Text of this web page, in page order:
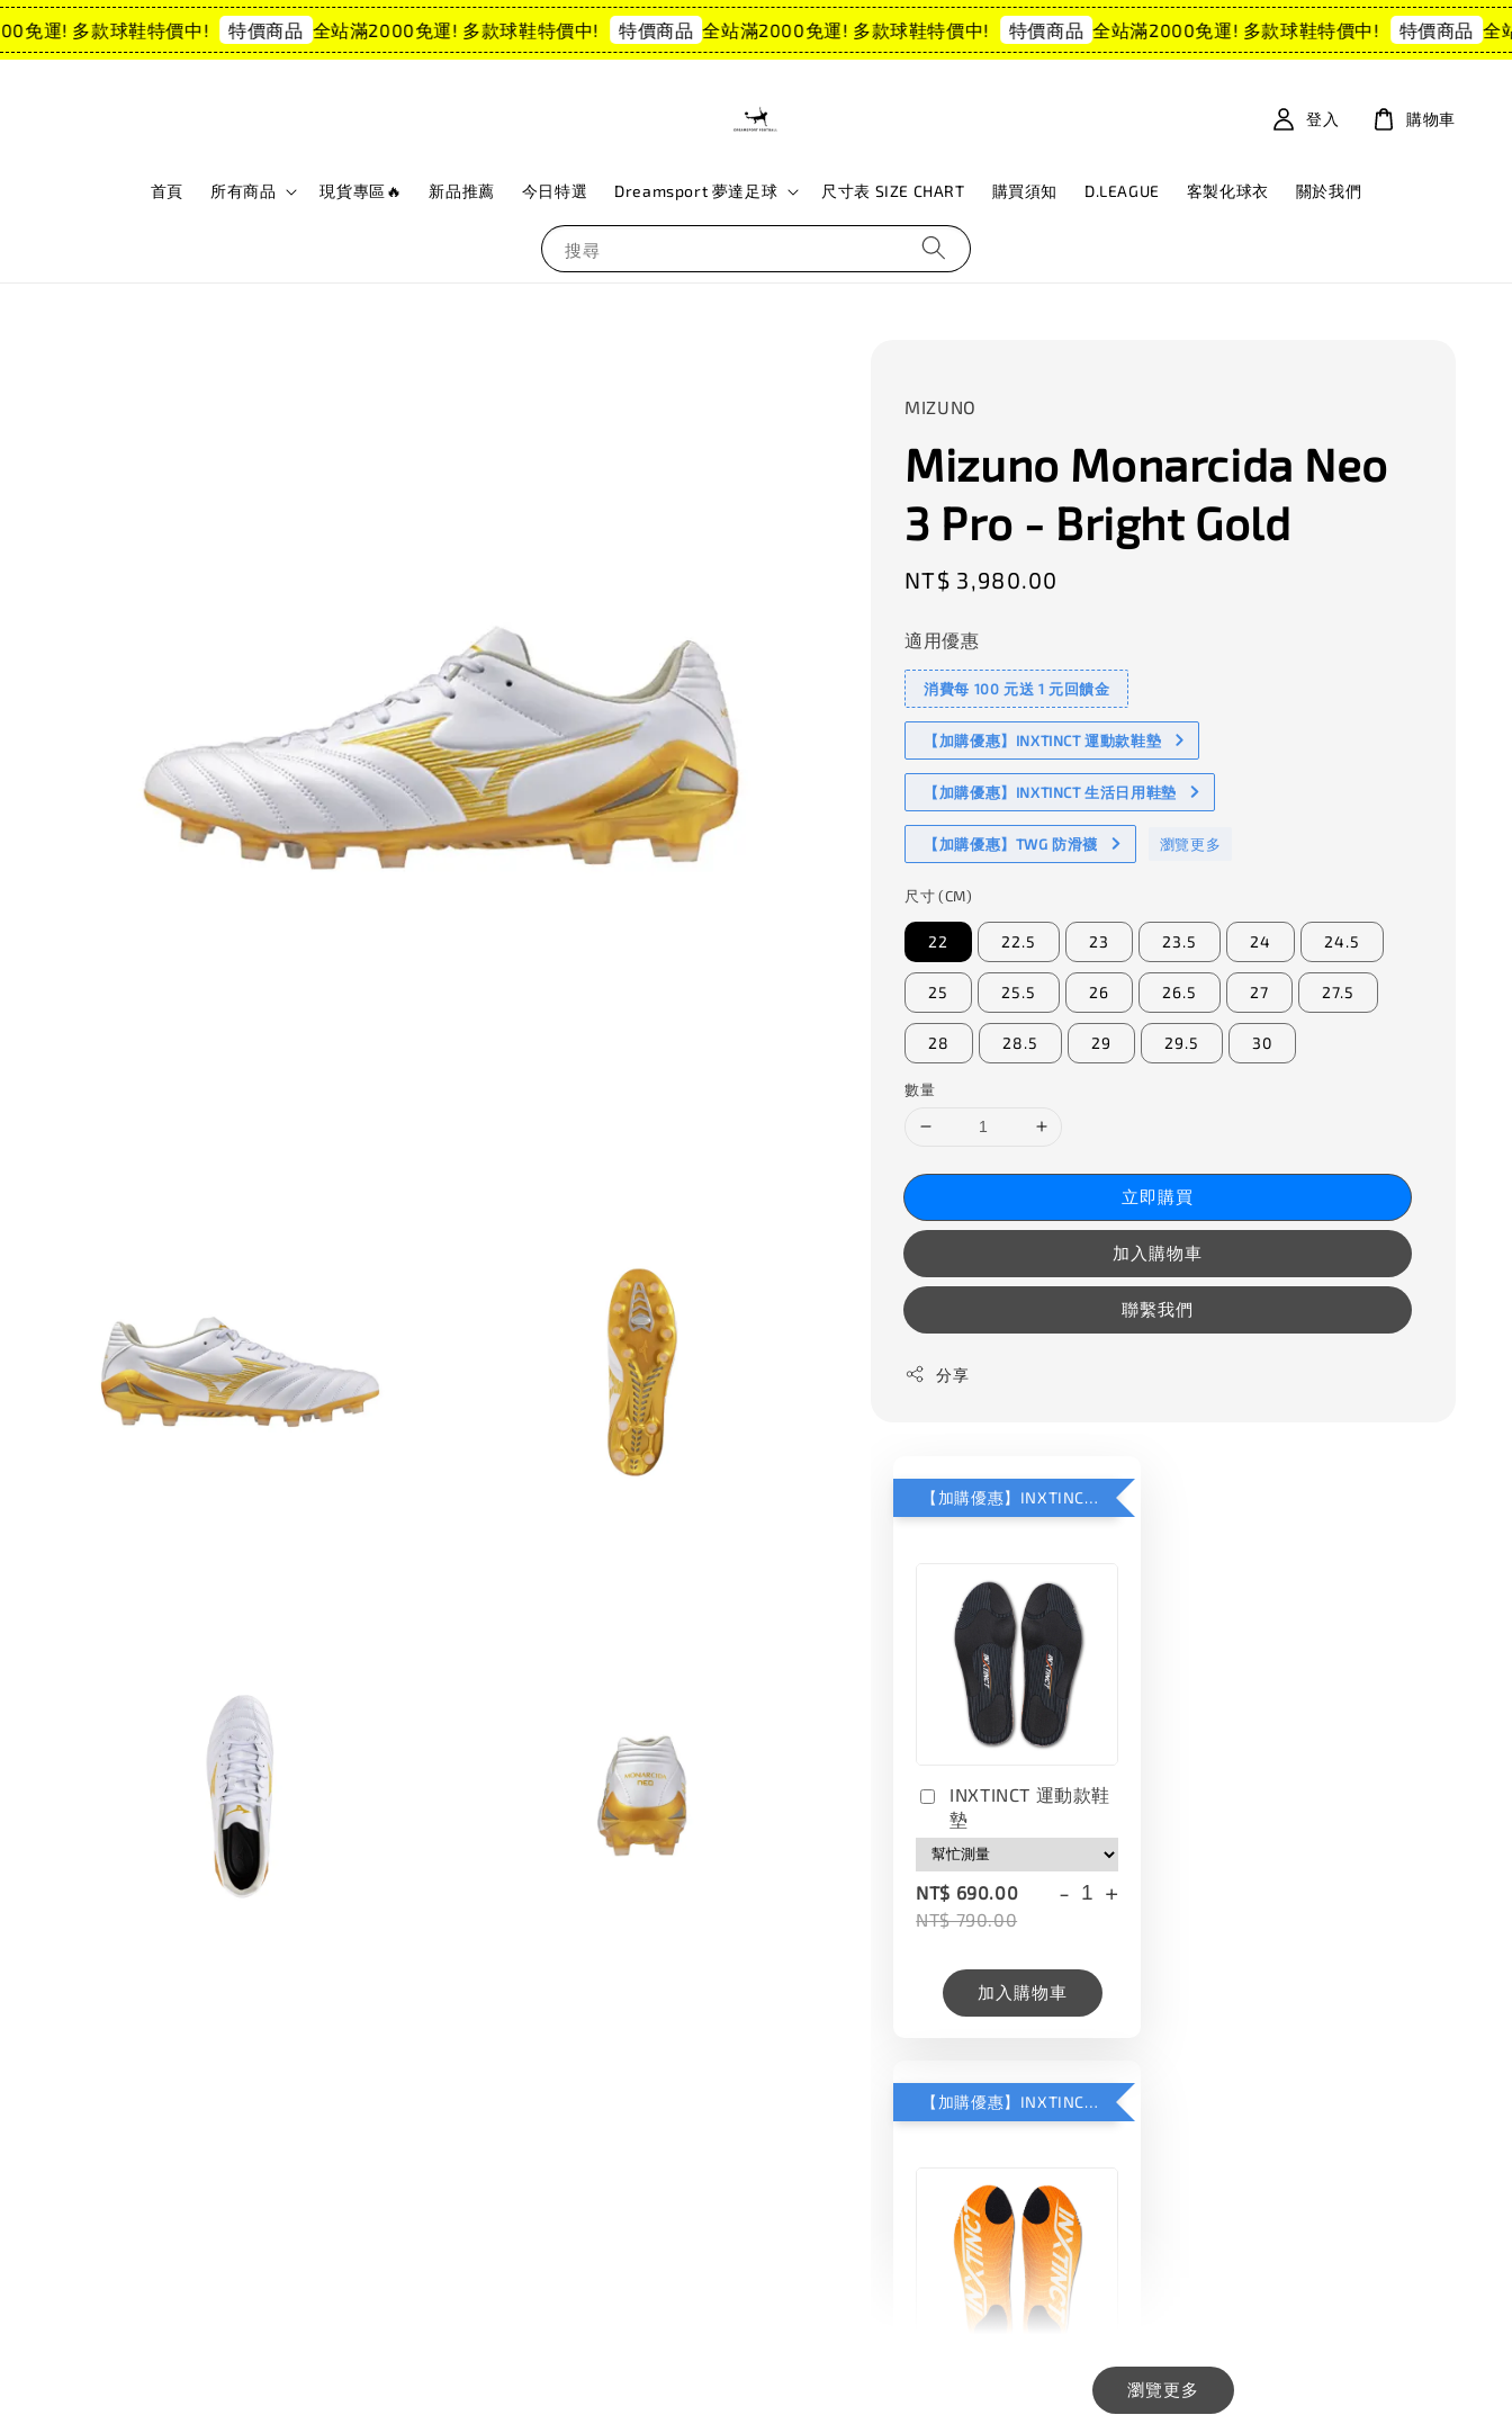
運! 多款球鞋特價中! 特價商品 全站滿2000免運! 多款球鞋特價中! 特價商品 全站滿2000免運! 多款球鞋特價中! 特價商品 全站滿2000免運! 多款球鞋特價中! 特價商品 全站
搜尋
首頁 所有商品 現貨專區🔥 新品推薦 今日特選 Dreamsport 夢達足球 尺寸表 SIZE CHART 購買須知 D.LEAGUE 客製化球衣 關於我們
登入 購物車
MIZUNO
Mizuno Monarcida Neo
3 Pro - Bright Gold
Regular
NT$ 3,980.00
適用優惠
消費每 100 元送 1 元回饋金
【加購優惠】INXTINCT 運動款鞋墊
【加購優惠】INXTINCT 生活日用鞋墊
【加購優惠】TWG 防滑襪 瀏覽更多
尺寸 (CM)
22 22.5 23 23.5 24 24.5
25 25.5 26 26.5 27 27.5
28 28.5 29 29.5 30
數量
立即購買
加入購物車
聯繫我們
分享
【加購優惠】INXTINCT 運動款鞋墊
INXTINCT 運動款鞋
墊
NT$ 690.00
NT$ 790.00
- +
加入購物車
【加購優惠】INXTINCT 生活日用鞋墊
INXTINCT 生活日用
瀏覽更多